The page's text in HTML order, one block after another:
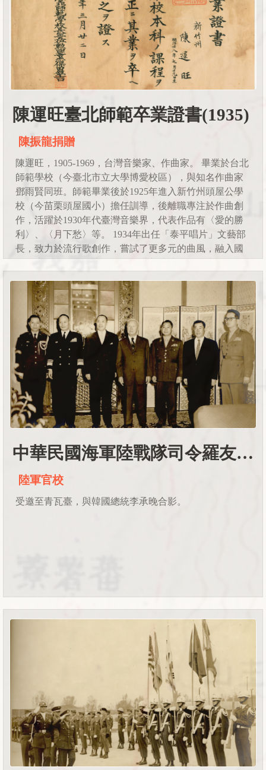
陳運旺臺北師範卒業證書(1935)
陳振龍捐贈
陳運旺，1905-1969，台灣音樂家、作曲家。 畢業於台北
師範學校（今臺北市立大學博愛校區），與知名作曲家
鄧雨賢同班。師範畢業後於1925年進入新竹州頭屋公學
校（今苗栗頭屋國小）擔任訓導，後離職專注於作曲創
作，活躍於1930年代臺灣音樂界，代表作品有〈愛的勝
利〉、〈月下愁〉等。 1934年出任「泰平唱片」文藝部
長，致力於流行歌創作，嘗試了更多元的曲風，融入國
更多文學性。 陳運旺也在古倫美亞唱片公司發表了〈望
郎榮歸 〉，後在博友樂及泰平發表了數首作品，如〈月
下愁〉、〈愛的勝利〉、〈薄情郎〉、〈啼笑姻緣〉及
〈可憐烟花女〉等曲。儘管其作品不算多，但在台灣流
行歌發展史上仍有重要的影響。
中華民國海軍陸戰隊司令羅友倫將軍訪韓紀念
陸軍官校
受邀至青瓦臺，與韓國總統李承晚合影。